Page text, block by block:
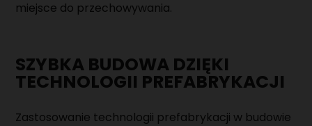
miejsce do przechowywania.
SZYBKA BUDOWA DZIĘKI
TECHNOLOGII PREFABRYKACJI
Zastosowanie technologii prefabrykacji w budowie